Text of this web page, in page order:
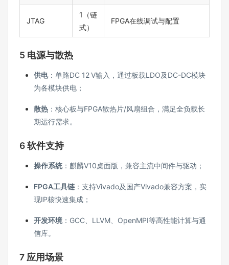
JTAG
1（链
式）
FPGA在线调试与配置
5 电源与散热
供电：单路DC 12 V输入，通过板载LDO及DC-DC模块
为各模块供电；
散热 ：核心板与FPGA散热片/风扇组合，满足全负载长
期运行需求。
6 软件支持
操作系统：麒麟V10桌面版，兼容主流中间件与驱动；
FPGA工具链 ：支持Vivado及国产Vivado兼容方案，实
现IP核快速集成；
开发环境 ：GCC、LLVM、OpenMPI等高性能计算与通
信库。
7 应用场景